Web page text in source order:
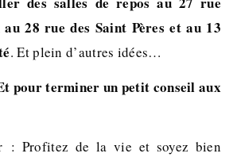
28 rue des Saint Pères et au 13
. Et plein d’autres idées…
pour terminer un petit conseil aux
: Profitez de la vie et soyez bien